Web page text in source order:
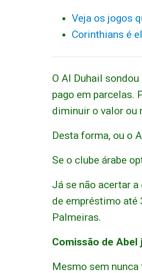
Veja os jogos
Corinthians é
O Al Duhail
pago em parcelas.
diminuir o valor ou
Desta forma, ou o
Se o clube árabe
Já se não acertar
de empréstimo até
Palmeiras.
Comissão de Abel
Mesmo sem